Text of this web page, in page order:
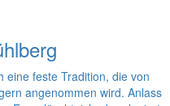
eine feste Tradition, die von
angenommen wird. Anlass